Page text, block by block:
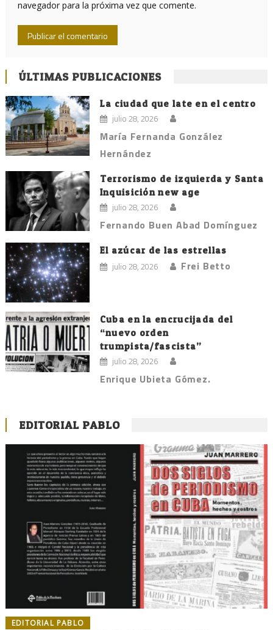
navegador para la próxima vez que comente.
ÚLTIMAS PUBLICACIONES
La ciudad que late en el centro
julio 28, 2026
María Fernanda González
Hernández
Terrorismo de izquierda y Santa
Inquisición new age
julio 28, 2026
Fernando Buen Abad Domínguez
El azúcar de las estrellas
julio 28, 2026 Frei Betto
Cuba en la encrucijada del
“nuevo orden
trumpista/fascista”
julio 28, 2026
Enrique Ubieta Gómez.
EDITORIAL PABLO
EDITORIAL PABLO